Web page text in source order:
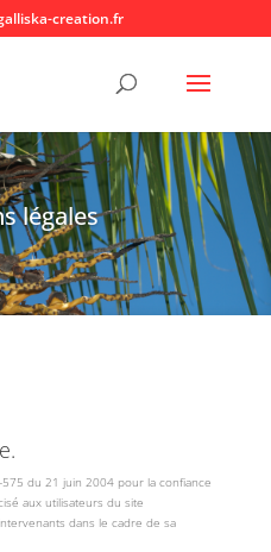
creation.fr
légales
575 du 21 juin 2004 pour la confiance
aux utilisateurs du site
dans le cadre de sa